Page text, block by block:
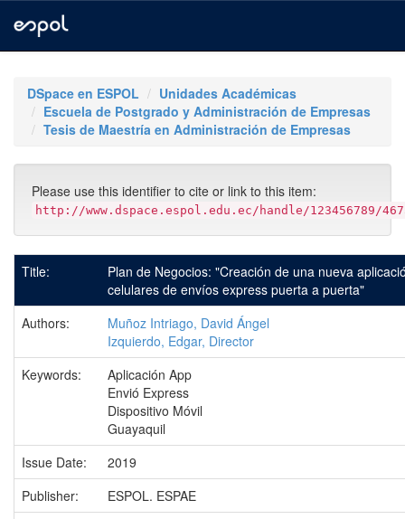
navigationDSpace en ESPOL
Unidades Académicas
Escuela de Postgrado y Administración de Empresas
Tesis de Maestría en Administración de Empresas
Please use this identifier to cite or link to this item:
http://www.dspace.espol.edu.ec/handle/123456789/
Title:
Plan de Negocios: "Creación de una nueva
celulares de envíos express puerta a puerta"
Authors:
Muñoz Intriago, David Ángel
Izquierdo, Edgar, Director
Keywords:
Aplicación App
Envió Express
Dispositivo Móvil
Guayaquil
Issue Date:
2019
Publisher:
ESPOL. ESPAE